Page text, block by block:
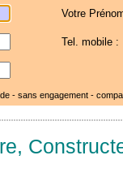
Votre
Tel. mobile :
- sans engagement -